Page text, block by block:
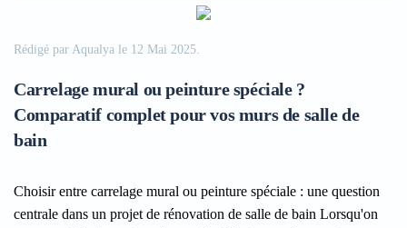
Rédigé par Aqualya le 12 Mai 2025.
Carrelage mural ou peinture spéciale ?
Comparatif complet pour vos murs de salle de
bain
Choisir entre carrelage mural ou peinture spéciale : une question
centrale dans un projet de rénovation de salle de bain Lorsqu'on